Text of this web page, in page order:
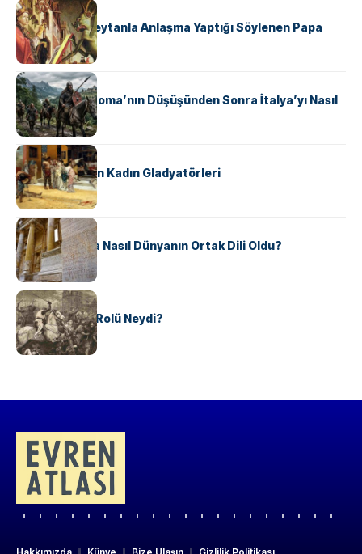
KÜLTÜR
II. Silvester: Şeytanla Anlaşma Yaptığı Söylenen Papa
KÜLTÜR
Ostrogotlar Roma’nın Düşüşünden Sonra İtalya’yı Nasıl
Ele Geçirdi?
KÜLTÜR
Antik Roma’nın Kadın Gladyatörleri
KÜLTÜR
Antik Yunanca Nasıl Dünyanın Ortak Dili Oldu?
KÜLTÜR
Valdensler’in Rolü Neydi?